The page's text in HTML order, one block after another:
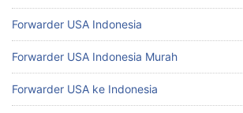
Forwarder USA Indonesia
Forwarder USA Indonesia Murah
Forwarder USA ke Indonesia